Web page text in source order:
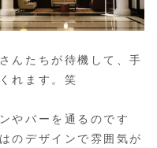
んたちが待機して、手
れます。笑
やバーを通るのです
のデザインで雰囲気が